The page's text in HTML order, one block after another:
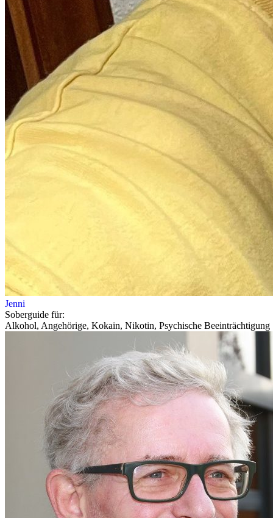
Jenni
Soberguide für:
Alkohol, Angehörige, Kokain, Nikotin, Psychische Beeinträchtigung